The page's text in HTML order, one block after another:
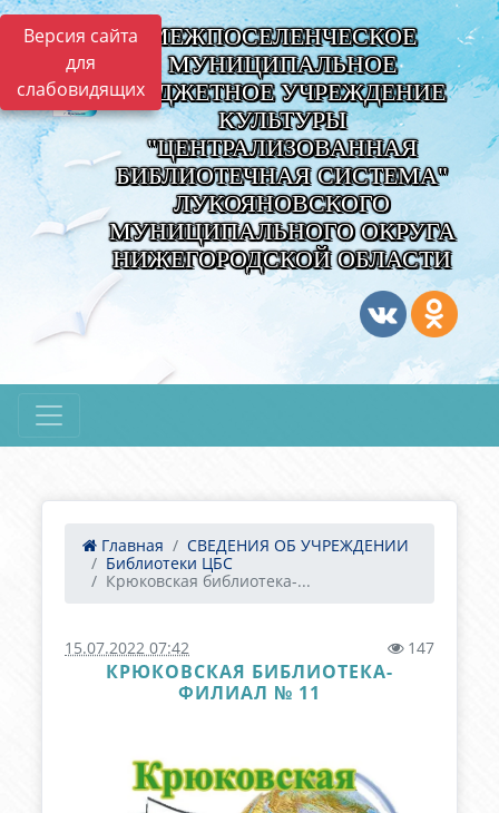
Версия сайта
для
слабовидящих
МЕЖПОСЕЛЕНЧЕСКОЕ
МУНИЦИПАЛЬНОЕ
БЮДЖЕТНОЕ УЧРЕЖДЕНИЕ
КУЛЬТУРЫ
"ЦЕНТРАЛИЗОВАННАЯ
БИБЛИОТЕЧНАЯ СИСТЕМА"
ЛУКОЯНОВСКОГО
МУНИЦИПАЛЬНОГО ОКРУГА
НИЖЕГОРОДСКОЙ ОБЛАСТИ
Главная
СВЕДЕНИЯ ОБ УЧРЕЖДЕНИИ
Библиотеки ЦБС
Крюковская библиотека-...
15.07.2022 07:42 147
КРЮКОВСКАЯ БИБЛИОТЕКА-
ФИЛИАЛ № 11